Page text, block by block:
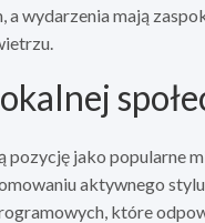
wydarzenia mają
pozycję jako popularne
aktywnego
które